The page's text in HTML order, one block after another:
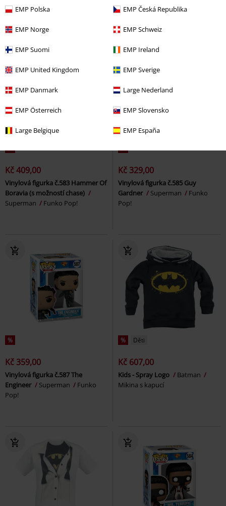
EMP Polska EMP Česká Republika
EMP Norge EMP Schweiz
EMP Suomi EMP Ireland
EMP United Kingdom EMP Sverige
EMP Danmark Large Nederland
EMP Österreich EMP Slovensko
Large Belgique EMP España
Funko Pop!
Kč 409,00
Vinylová figurka č.583 Hammer Of
Boravia (s možností chase)
Superman
Funko Pop!
Kč 329,00
Vinylová figurka č.585 Guy
Gardner
Superman
Funko
Pop!
%
Kč 359,00
Vinylová figurka č.587 The
Engineer
Superman
Funko
Pop!
% Děti
Kč 607,00
Kids - Spray Logo
Batman
Mikina s kapucí